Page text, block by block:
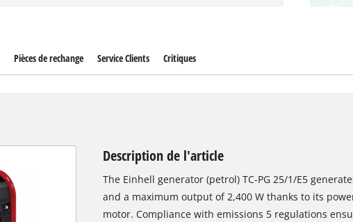
Pièces de rechange Service Clients Critiques
Description de l'article
The Einhell generator (petrol) TC-PG 25/1/E5
and a maximum output of 2,400 W thanks to its
motor. Compliance with emissions 5 regulations